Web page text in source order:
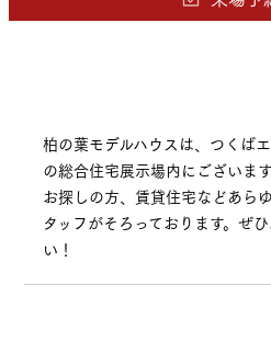
柏の葉モデルハウスは、つくば
の総合住宅展示場内にございま
お探しの方、賃貸住宅などあら
タッフがそろっております。ぜ
い！